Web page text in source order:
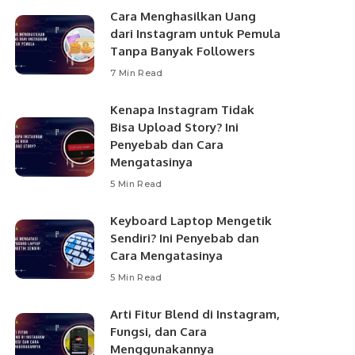
Cara Menghasilkan Uang
dari Instagram untuk Pemula
Tanpa Banyak Followers
7 Min Read
Kenapa Instagram Tidak
Bisa Upload Story? Ini
Penyebab dan Cara
Mengatasinya
5 Min Read
Keyboard Laptop Mengetik
Sendiri? Ini Penyebab dan
Cara Mengatasinya
5 Min Read
Arti Fitur Blend di Instagram,
Fungsi, dan Cara
Menggunakannya